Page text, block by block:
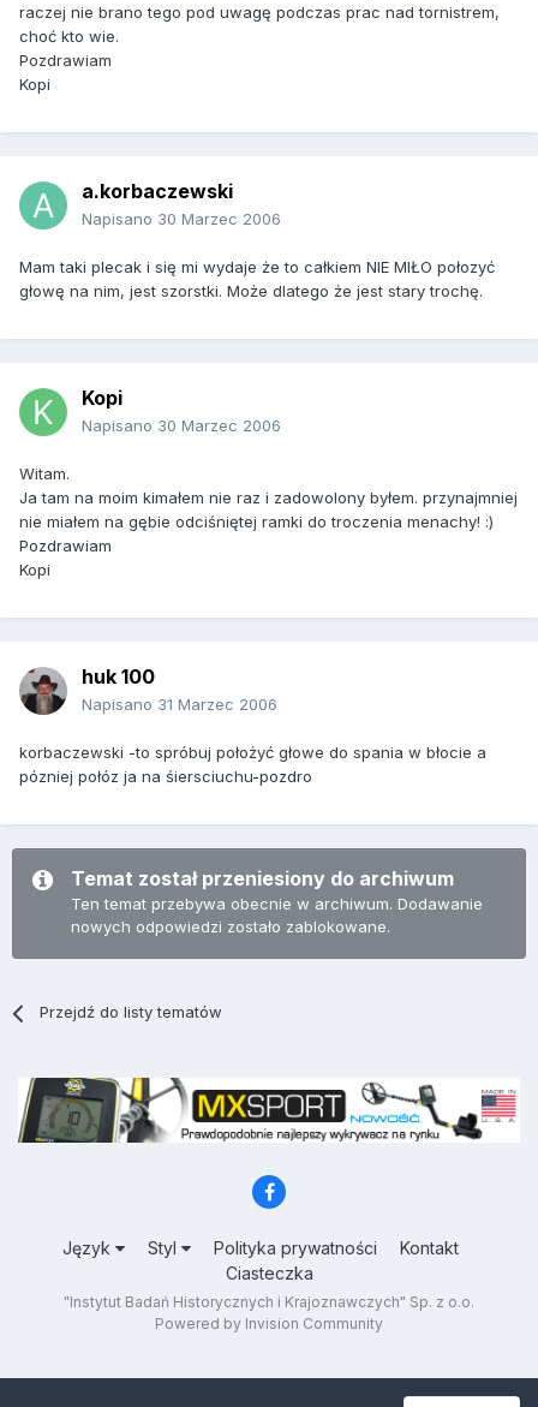
raczej nie brano tego pod uwagę podczas prac nad tornistrem,
choć kto wie.
Pozdrawiam
Kopi
a.korbaczewski
Napisano 30 Marzec 2006
Mam taki plecak i się mi wydaje że to całkiem NIE MIŁO połozyć
głowę na nim, jest szorstki. Może dlatego że jest stary trochę.
Kopi
Napisano 30 Marzec 2006
Witam.
Ja tam na moim kimałem nie raz i zadowolony byłem. przynajmniej
nie miałem na gębie odciśniętej ramki do troczenia menachy! :)
Pozdrawiam
Kopi
huk 100
Napisano 31 Marzec 2006
korbaczewski -to spróbuj położyć głowe do spania w błocie a
pózniej połóz ja na śiersciuchu-pozdro
Temat został przeniesiony do archiwum
Ten temat przebywa obecnie w archiwum. Dodawanie
nowych odpowiedzi zostało zablokowane.
Przejdź do listy tematów
Język Styl Polityka prywatności
Kontakt
Ciasteczka
"Instytut Badań Historycznych i Krajoznawczych" Sp. z o.o.
Powered by Invision Community